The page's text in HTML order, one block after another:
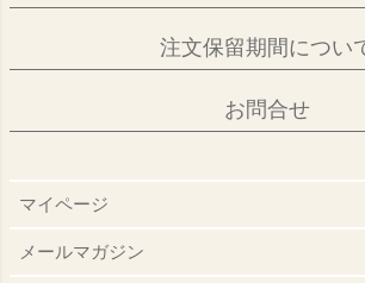
注文保留期間につい
お問合せ
マイページ
メールマガジン